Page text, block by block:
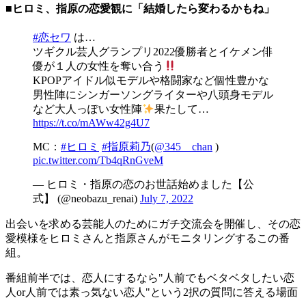
■ヒロミ、指原の恋愛観に「結婚したら変わるかもね」
#恋セワ は…
ツギクル芸人グランプリ2022優勝者とイケメン俳
優が１人の女性を奪い合う
KPOPアイドル似モデルや格闘家など個性豊かな
男性陣にシンガーソングライターや八頭身モデル
など大人っぽい女性陣
果たして…
https://t.co/mAWw42g4U7
MC： #ヒロミ #指原莉乃(@345__chan )
pic.twitter.com/Tb4qRnGveM
— ヒロミ・指原の恋のお世話始めました【公
式】 (@neobazu_renai) July 7, 2022
出会いを求める芸能人のためにガチ交流会を開催し、その恋
愛模様をヒロミさんと指原さんがモニタリングするこの番
組。
番組前半では、恋人にするなら"人前でもベタベタしたい恋
人or人前では素っ気ない恋人"という2択の質問に答える場面